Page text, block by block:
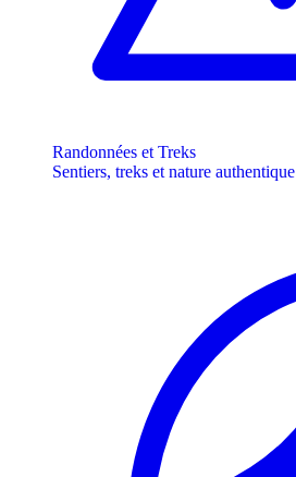
Randonnées et Treks
Sentiers, treks et nature authentique